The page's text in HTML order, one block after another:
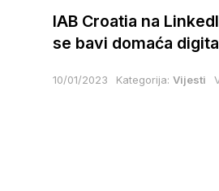
IAB Croatia na
se bavi domaća
10/01/2023 Kategorija: Vijesti